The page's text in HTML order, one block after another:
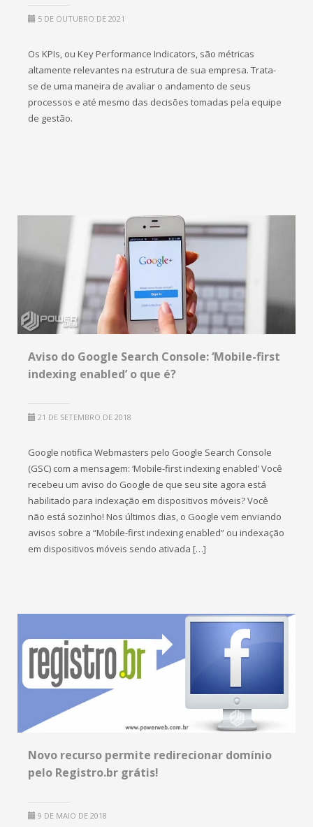
5 DE OUTUBRO DE 2021
Os KPIs, ou Key Performance Indicators, são métricas
altamente relevantes na estrutura de sua empresa. Trata-
se de uma maneira de avaliar o andamento de seus
processos e até mesmo das decisões tomadas pela equipe
de gestão.
Aviso do Google Search Console: ‘Mobile-first
indexing enabled’ o que é?
21 DE SETEMBRO DE 2018
Google notifica Webmasters pelo Google Search Console
(GSC) com a mensagem: ‘Mobile-first indexing enabled’ Você
recebeu um aviso do Google de que seu site agora está
habilitado para indexação em dispositivos móveis? Você
não está sozinho! Nos últimos dias, o Google vem enviando
avisos sobre a “Mobile-first indexing enabled” ou indexação
em dispositivos móveis sendo ativada […]
Novo recurso permite redirecionar domínio
pelo Registro.br grátis!
9 DE MAIO DE 2018